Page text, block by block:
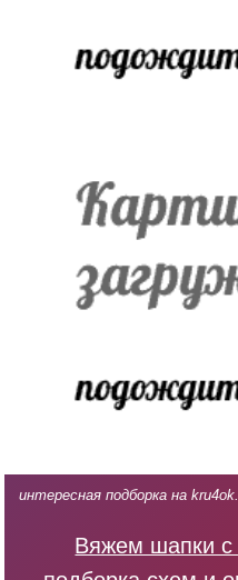
интересная подборка на
Вяжем шапки